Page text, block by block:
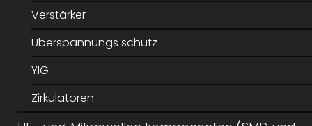
Verstärker
Überspannungs schutz
YIG
Zirkulatoren